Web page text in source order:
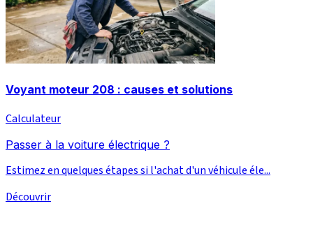
Voyant moteur 208 : causes et solutions
Calculateur
Passer à la voiture électrique ?
Estimez en quelques étapes si l'achat d'un véhicule éle...
Découvrir